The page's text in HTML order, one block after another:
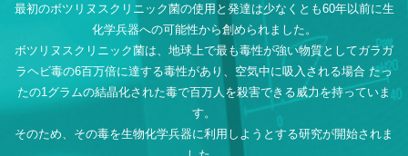
最初のボツリヌスクリニック菌の使用と発達は少なくとも60年以前に生
化学兵器への可能性から創められました。
ボツリヌスクリニック菌は、地球上で最も毒性が強い物質としてガラガ
ラヘビ毒の6百万倍に達する毒性があり、空気中に吸入される場合 たっ
たの1グラムの結晶化された毒で百万人を殺害できる威力を持っていま
す。
そのため、その毒を生物化学兵器に利用しようとする研究が開始されま